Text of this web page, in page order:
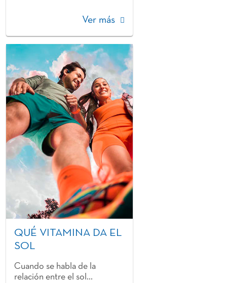
Ver más
QUÉ VITAMINA DA EL
SOL
Cuando se habla de la
relación entre el sol...